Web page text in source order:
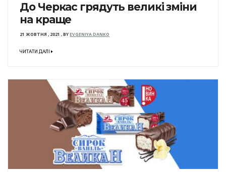
До Черкас грядуть великі зміни
на краще
21 ЖОВТНЯ , 2021 ,BYEVGENIYA DANKO
ЧИТАТИ ДАЛІ